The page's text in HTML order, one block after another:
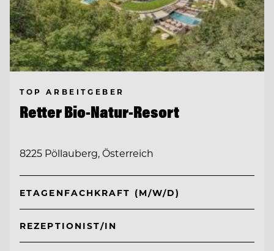
TOP ARBEITGEBER
Retter Bio-Natur-Resort
8225 Pöllauberg, Österreich
ETAGENFACHKRAFT (M/W/D)
REZEPTIONIST/IN